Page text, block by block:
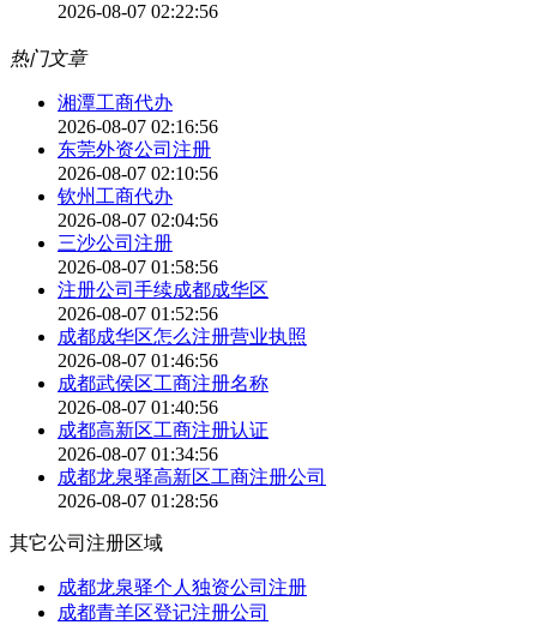
2026-08-07 02:22:56
热门文章
湘潭工商代办
2026-08-07 02:16:56
东莞外资公司注册
2026-08-07 02:10:56
钦州工商代办
2026-08-07 02:04:56
三沙公司注册
2026-08-07 01:58:56
注册公司手续成都成华区
2026-08-07 01:52:56
成都成华区怎么注册营业执照
2026-08-07 01:46:56
成都武侯区工商注册名称
2026-08-07 01:40:56
成都高新区工商注册认证
2026-08-07 01:34:56
成都龙泉驿高新区工商注册公司
2026-08-07 01:28:56
其它公司注册区域
成都龙泉驿个人独资公司注册
成都青羊区登记注册公司